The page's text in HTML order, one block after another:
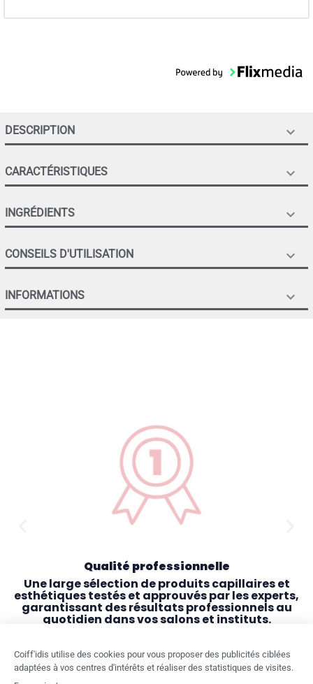
DESCRIPTION 
CARACTÉRISTIQUES 
INGRÉDIENTS 
CONSEILS D'UTILISATION 
INFORMATIONS 
Qualité professionnelle
Une large sélection de produits capillaires et
esthétiques testés et approuvés par les experts,
garantissant des résultats professionnels au
quotidien dans vos salons et instituts.